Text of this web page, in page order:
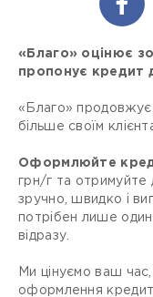
«Благо» оцінює
пропонує кредит
«Благо» продовжує
більше своїм
Оформлюйте
грн/г та отримуйте
зручно, швидко і
потрібен лише
відразу.
Ми цінуємо ваш
оформлення